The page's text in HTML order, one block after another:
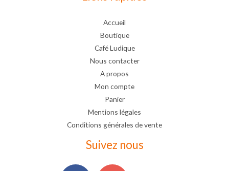
Accueil
Boutique
Café Ludique
Nous contacter
A propos
Mon compte
Panier
Mentions légales
Conditions générales de vente
Suivez nous